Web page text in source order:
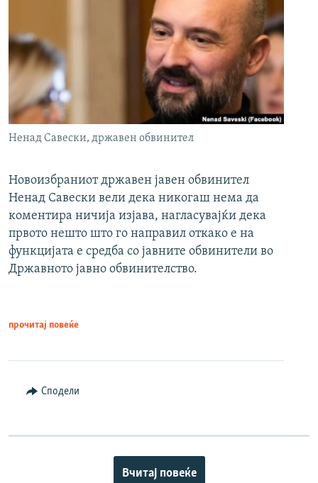
Ненад Савески, државен обвинител
Новоизбраниот државен јавен обвинител
Ненад Савески вели дека никогаш нема да
коментира ничија изјава, нагласувајќи дека
првото нешто што го направил откако е на
функцијата е средба со јавните обвинители во
Државното јавно обвинителство.
прочитај повеќе
Сподели
Вчитај повеќе